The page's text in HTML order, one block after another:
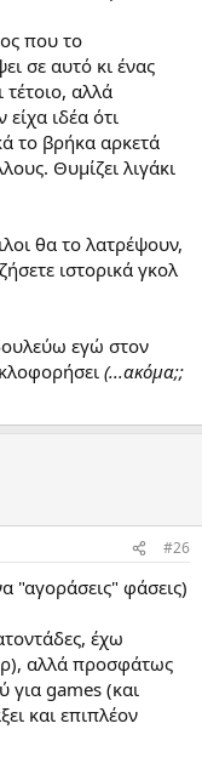
που το
σε αυτό κι ένας
αλλά
ιδέα ότι
το βρήκα αρκετά
Θυμίζει λιγάκι
θα το λατρέψουν,
ιστορικά γκολ
εγώ στον
(...ακόμα;;
#26
"αγοράσεις" φάσεις)
έχω
αλλά προσφάτως
για games (και
και επιπλέον